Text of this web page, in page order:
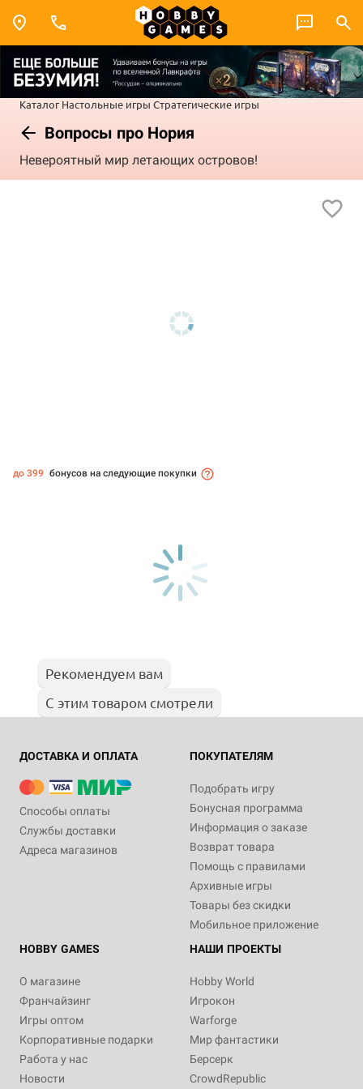
Каталог Настольные игры Стратегические игры
Вопросы про Нория
Невероятный мир летающих островов!
до 399 бонусов на следующие покупки
Рекомендуем вам
С этим товаром смотрели
ДОСТАВКА И ОПЛАТА
Способы оплаты
Службы доставки
Адреса магазинов
ПОКУПАТЕЛЯМ
Подобрать игру
Бонусная программа
Информация о заказе
Возврат товара
Помощь с правилами
Архивные игры
Товары без скидки
Мобильное приложение
HOBBY GAMES
О магазине
Франчайзинг
Игры оптом
Корпоративные подарки
Работа у нас
Новости
НАШИ ПРОЕКТЫ
Hobby World
Игрокон
Warforge
Мир фантастики
Берсерк
CrowdRepublic